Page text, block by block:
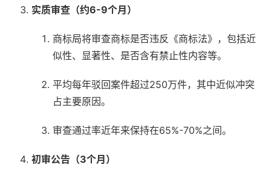
实质审查（约6-9个月）
商标局将审查商标是否违反《商标法》，包括近
似性、显著性、是否含有禁止性内容等。
平均每年驳回案件超过250万件，其中近似冲突
占主要原因。
审查通过率近年来保持在65%-70%之间。
初审公告（3个月）